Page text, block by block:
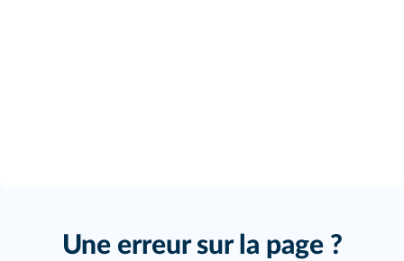
Une erreur sur la page ?